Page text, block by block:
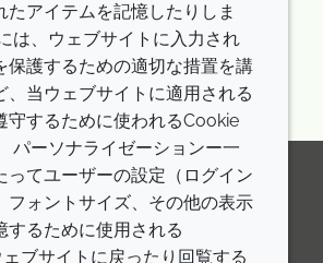
Showing
1 / 2Pages
LinkedInYoutubeLine
たアイテムを記憶したりしま
は、ウェブサイトに入力され
保護するための適切な措置を講
、当ウェブサイトに適用される
守するために使われるCookie
パーソナライゼーションー一
ってユーザーの設定（ログイン
フォントサイズ、その他の表示
するために使用される
ブサイトに戻ったり回覧する